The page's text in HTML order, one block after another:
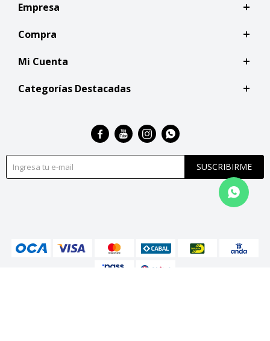
Empresa
Compra
Mi Cuenta
Categorías Destacadas
SUSCRIBIRME
   